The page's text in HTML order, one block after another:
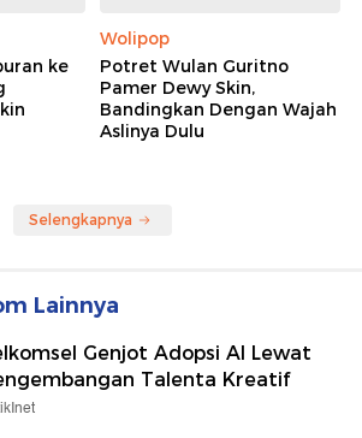
ke
Wolipop
Potret Wulan Guritno
Pamer Dewy Skin,
Bandingkan Dengan Wajah
Aslinya Dulu
Selengkapnya
Lainnya
Genjot Adopsi AI Lewat
Talenta Kreatif